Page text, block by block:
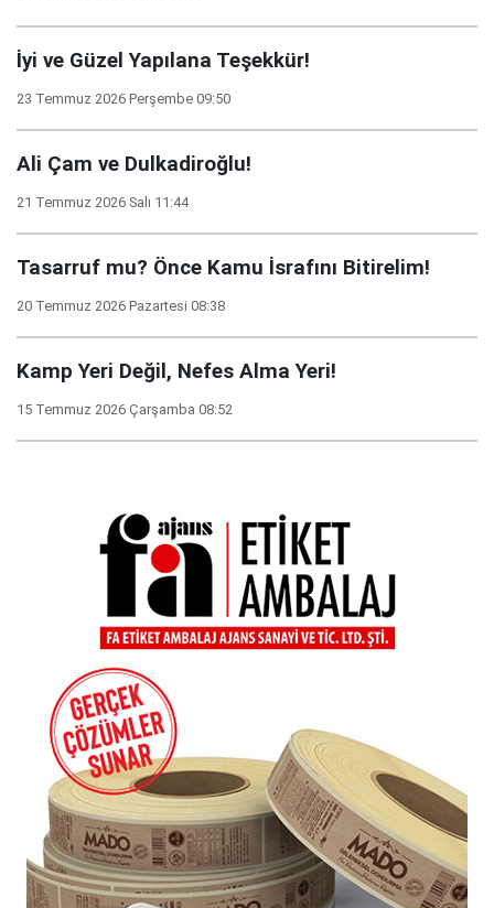
İyi ve Güzel Yapılana Teşekkür!
23 Temmuz 2026 Perşembe 09:50
Ali Çam ve Dulkadiroğlu!
21 Temmuz 2026 Salı 11:44
Tasarruf mu? Önce Kamu İsrafını Bitirelim!
20 Temmuz 2026 Pazartesi 08:38
Kamp Yeri Değil, Nefes Alma Yeri!
15 Temmuz 2026 Çarşamba 08:52